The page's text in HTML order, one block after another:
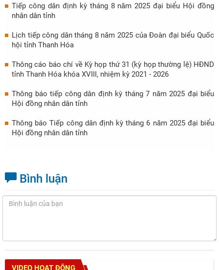
Tiếp công dân định kỳ tháng 8 năm 2025 đại biểu Hội đồng
nhân dân tỉnh
Lịch tiếp công dân tháng 8 năm 2025 của Đoàn đại biểu Quốc
hội tỉnh Thanh Hóa
Thông cáo báo chí về Kỳ họp thứ 31 (kỳ họp thường lệ) HĐND
tỉnh Thanh Hóa khóa XVIII, nhiệm kỳ 2021 - 2026
Thông báo tiếp công dân định kỳ tháng 7 năm 2025 đại biểu
Hội đồng nhân dân tỉnh
Thông báo Tiếp công dân định kỳ tháng 6 năm 2025 đại biểu
Hội đồng nhân dân tỉnh
Bình luận
VIDEO HOẠT ĐỘNG